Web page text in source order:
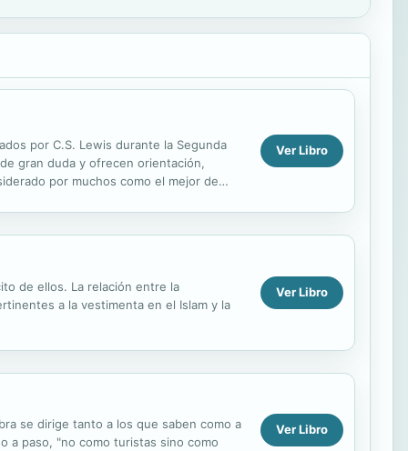
por C.S. Lewis durante la Segunda
gran duda y ofrecen orientación,
por muchos como el mejor de
Ver Libro
de ellos. La relación entre la
a la vestimenta en el Islam y la
Ver Libro
se dirige tanto a los que saben como a
a paso, "no como turistas sino como
Ver Libro